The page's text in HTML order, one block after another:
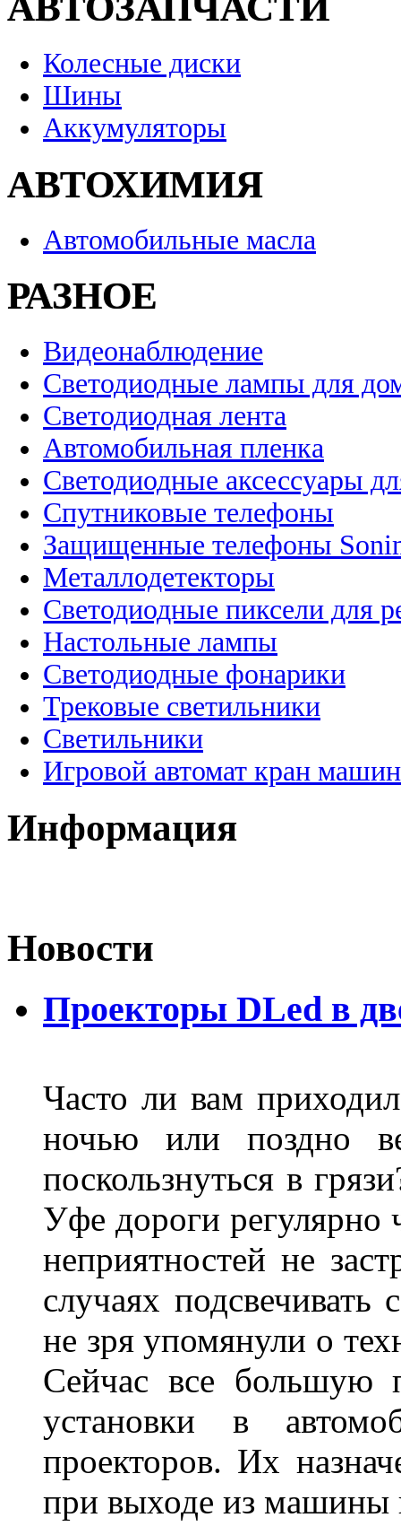
Колесные диски
Шины
Аккумуляторы
АВТОХИМИЯ
Автомобильные масла
РАЗНОЕ
Видеонаблюдение
Светодиодные лампы для
Светодиодная лента
Автомобильная пленка
Светодиодные аксессуары
Спутниковые телефоны
Защищенные телефоны
Металлодетекторы
Светодиодные пиксели для
Настольные лампы
Светодиодные фонарики
Трековые светильники
Светильники
Игровой автомат кран
Информация
Новости
Проекторы DLed в
Часто ли вам
ночью или поздно
поскользнуться в
Уфе дороги регулярно
неприятностей не
случаях
не зря упомянули о
Сейчас все большую
установки в
проекторов. Их
при выходе из